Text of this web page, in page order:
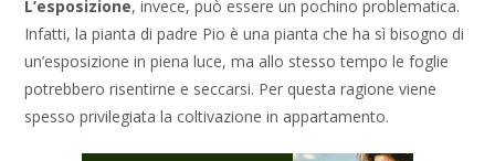
L’esposizione, invece, può essere un pochino problematica.
Infatti, la pianta di padre Pio è una pianta che ha sì bisogno di
un’esposizione in piena luce, ma allo stesso tempo le foglie
potrebbero risentirne e seccarsi. Per questa ragione viene
spesso privilegiata la coltivazione in appartamento.